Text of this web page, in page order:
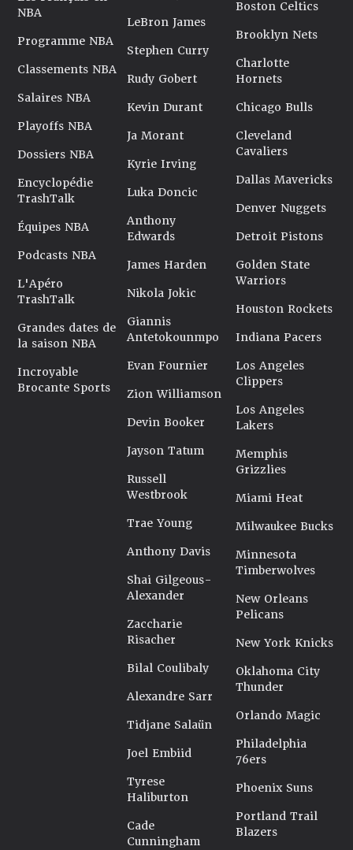
NBA
Programme NBA
Classements NBA
Salaires NBA
Playoffs NBA
Dossiers NBA
Encyclopédie
TrashTalk
Équipes NBA
Podcasts NBA
L'Apéro
TrashTalk
Grandes dates de
la saison NBA
Incroyable
Brocante Sports
LeBron James
Stephen Curry
Rudy Gobert
Kevin Durant
Ja Morant
Kyrie Irving
Luka Doncic
Anthony
Edwards
James Harden
Nikola Jokic
Giannis
Antetokounmpo
Evan Fournier
Zion Williamson
Devin Booker
Jayson Tatum
Russell
Westbrook
Trae Young
Anthony Davis
Shai Gilgeous-
Alexander
Zaccharie
Risacher
Bilal Coulibaly
Alexandre Sarr
Tidjane Salaün
Joel Embiid
Tyrese
Haliburton
Cade
Cunningham
Boston Celtics
Brooklyn Nets
Charlotte
Hornets
Chicago Bulls
Cleveland
Cavaliers
Dallas Mavericks
Denver Nuggets
Detroit Pistons
Golden State
Warriors
Houston Rockets
Indiana Pacers
Los Angeles
Clippers
Los Angeles
Lakers
Memphis
Grizzlies
Miami Heat
Milwaukee Bucks
Minnesota
Timberwolves
New Orleans
Pelicans
New York Knicks
Oklahoma City
Thunder
Orlando Magic
Philadelphia
76ers
Phoenix Suns
Portland Trail
Blazers